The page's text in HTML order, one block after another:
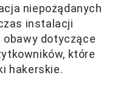
niepożądanych
instalacji
obawy dotyczące
które
hakerskie.